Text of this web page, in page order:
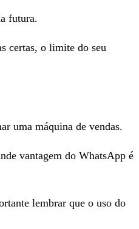
futura.
certas, o limite do seu
uma máquina de vendas.
vantagem do WhatsApp é
lembrar que o uso do